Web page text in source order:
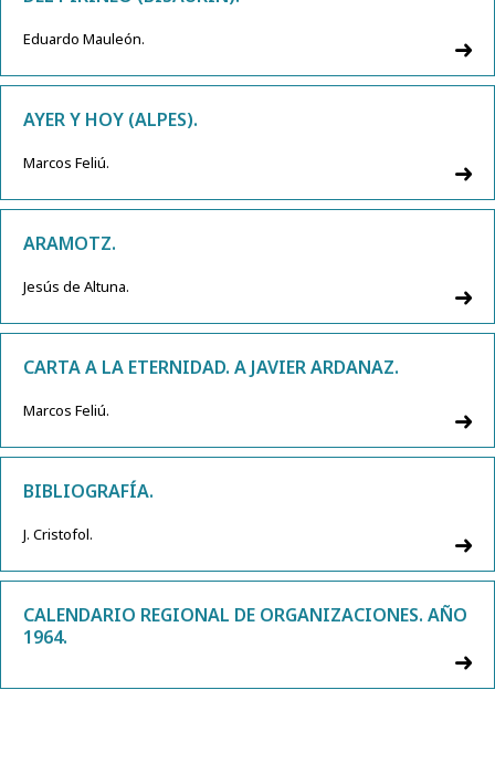
Eduardo Mauleón.
AYER Y HOY (ALPES).
Marcos Feliú.
ARAMOTZ.
Jesús de Altuna.
CARTA A LA ETERNIDAD. A JAVIER ARDANAZ.
Marcos Feliú.
BIBLIOGRAFÍA.
J. Cristofol.
CALENDARIO REGIONAL DE ORGANIZACIONES. AÑO
1964.